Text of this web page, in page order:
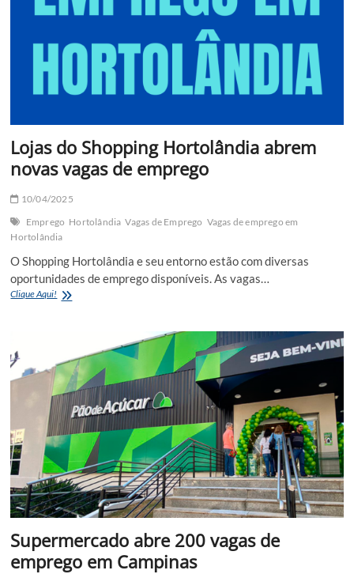
Sumaré
Lojas do Shopping Hortolândia abrem
novas vagas de emprego
10/04/2025
Emprego Hortolândia Vagas de Emprego Vagas de emprego em
Hortolândia
O Shopping Hortolândia e seu entorno estão com diversas
oportunidades de emprego disponíveis. As vagas…
Clique Aqui! Lojas
novas
vagas
de
emprego
Supermercado abre 200 vagas de
emprego em Campinas